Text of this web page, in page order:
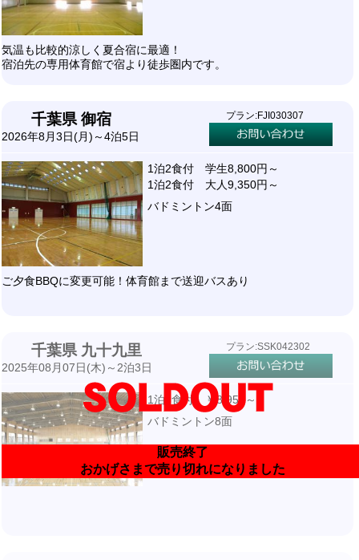
気温も比較的涼しく夏合宿に最適！
宿泊先の専用体育館で宿より徒歩圏内です。
千葉県 御宿
2026年8月3日(月)～4泊5日
プラン:FJI030307
1泊2食付 学生8,800円～
1泊2食付 大人9,350円～
バドミントン4面
ご夕食BBQに変更可能！体育館まで送迎バスあり
販売終了
おかげさまで売り切れになりました
千葉県 九十九里
2025年08月07日(木)～2泊3日
プラン:SSK042302
1泊3食付 ￥8,950～
バドミントン8面